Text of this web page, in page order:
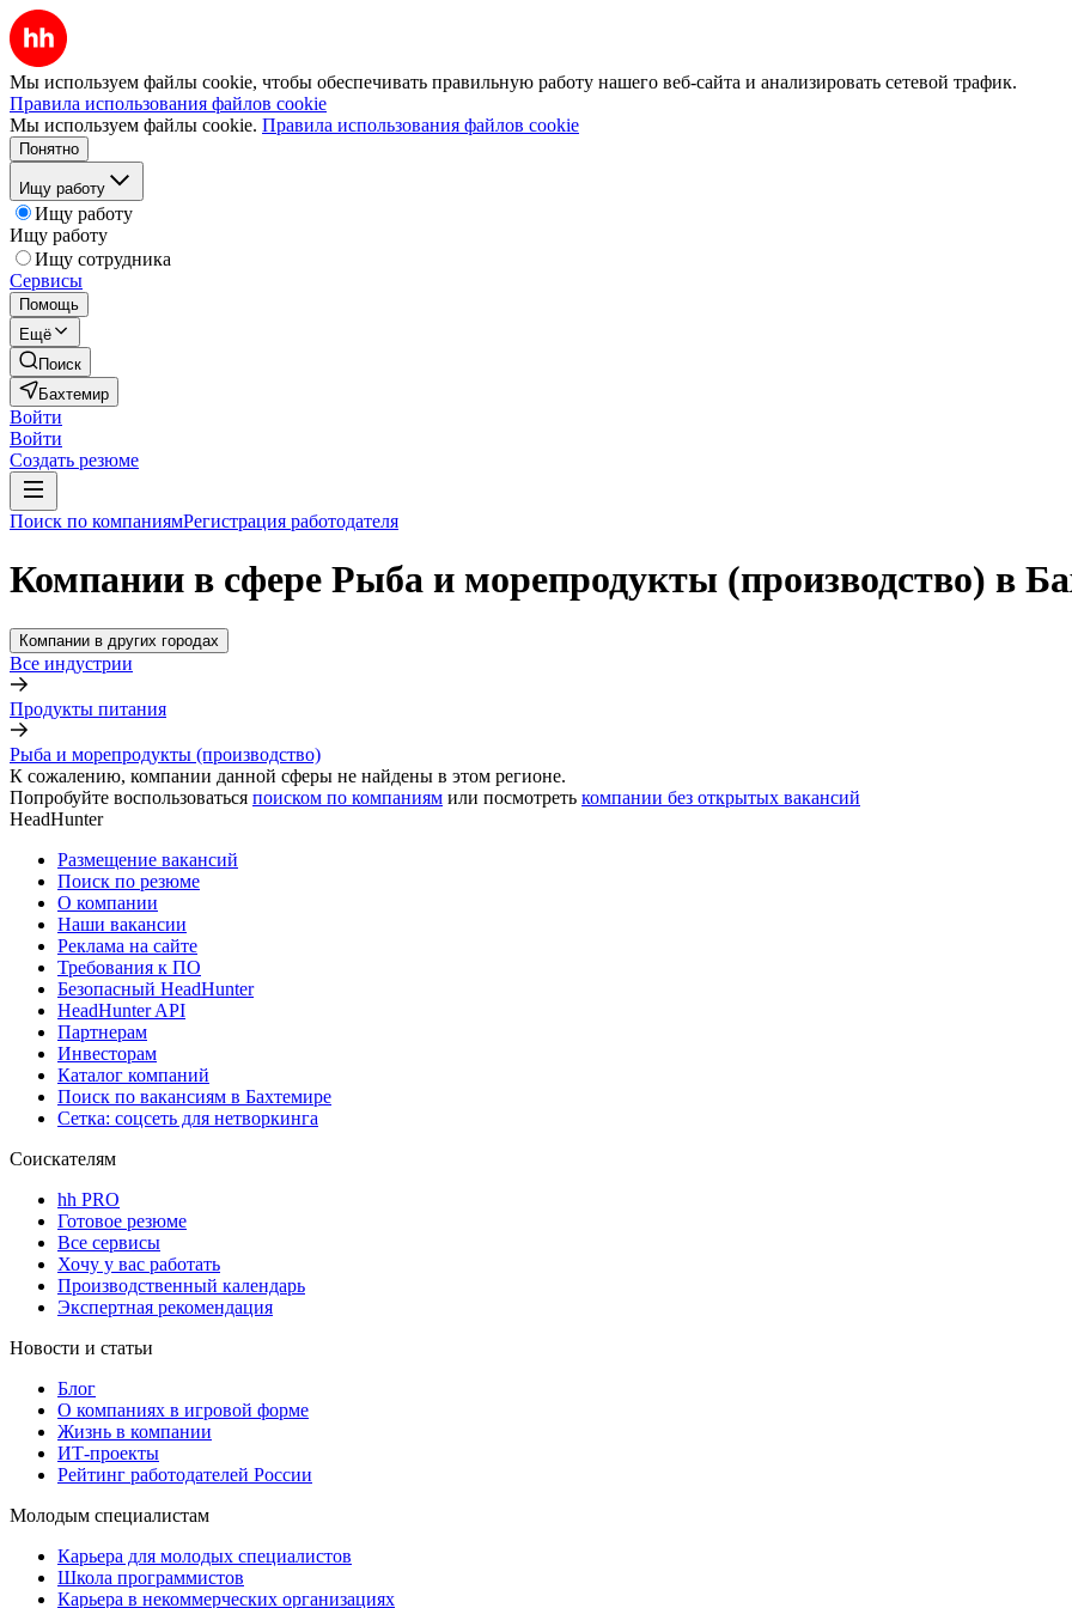
Мы используем файлы cookie, чтобы обеспечивать правильную работу нашего веб-сайта и анализировать сетевой трафик.
Правила использования файлов cookie
Мы используем файлы cookie. Правила использования файлов cookie
Понятно
Ищу работу
Ищу работу
Ищу работу
Ищу сотрудника
Сервисы
Помощь
Ещё
Поиск
Бахтемир
Войти
Войти
Создать резюме
Поиск по компаниямРегистрация работодателя
Компании в сфере Рыба и морепродукты (производство) в
Компании в других городах
Все индустрии
Продукты питания
Рыба и морепродукты (производство)
К сожалению, компании данной сферы не найдены в этом регионе.
Попробуйте воспользоваться поиском по компаниям или посмотреть компании без открытых вакансий
HeadHunter
Размещение вакансий
Поиск по резюме
О компании
Наши вакансии
Реклама на сайте
Требования к ПО
Безопасный HeadHunter
HeadHunter API
Партнерам
Инвесторам
Каталог компаний
Поиск по вакансиям в Бахтемире
Сетка: соцсеть для нетворкинга
Соискателям
hh PRO
Готовое резюме
Все сервисы
Хочу у вас работать
Производственный календарь
Экспертная рекомендация
Новости и статьи
Блог
О компаниях в игровой форме
Жизнь в компании
ИТ-проекты
Рейтинг работодателей России
Молодым специалистам
Карьера для молодых специалистов
Школа программистов
Карьера в некоммерческих организациях